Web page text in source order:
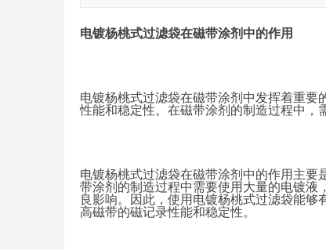
电镀杨桃式过滤袋在磁带涂剂中的作用
电镀杨桃式过滤袋在磁带涂剂中发挥着重
性能和稳定性。在磁带涂剂的制造过程中，
电镀杨桃式过滤袋在磁带涂剂中的作用主
带涂剂的制造过程中需要使用大量的电镀液
良影响。
因此，使用电镀杨桃式过滤袋能够
高磁带的磁记录性能和稳定性。